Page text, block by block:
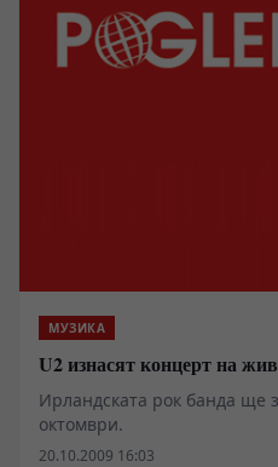
МУЗИКА
U2 изнасят концерт на
Ирландската рок банда ще
октомври.
20.10.2009 16:03